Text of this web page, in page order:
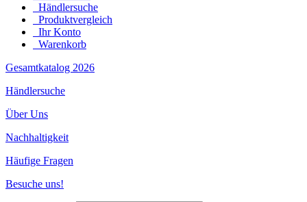
Händlersuche
Produktvergleich
Ihr Konto
Warenkorb
Gesamtkatalog 2026
Händlersuche
Über Uns
Nachhaltigkeit
Häufige Fragen
Besuche uns!